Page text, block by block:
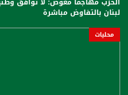
لبنان بالتفاوض مباشرة
محليات